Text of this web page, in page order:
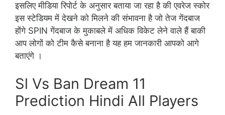
इसलिए मीडिया रिपोर्ट के अनुसार बताया जा रहा है की एवरेज स्कोर
इस स्टेडियम में देखने को मिलने की संभावना है जो तेज गेंदबाज
होंगे SPIN गेंदबाज के मुकाबले में अधिक विकेट लेने वाले हैं बाकी
आप लोगों को टीम कैसे बनाना है यह हम जानकारी आपको आगे
बताएंगे ।
Sl Vs Ban Dream 11
Prediction Hindi All Players